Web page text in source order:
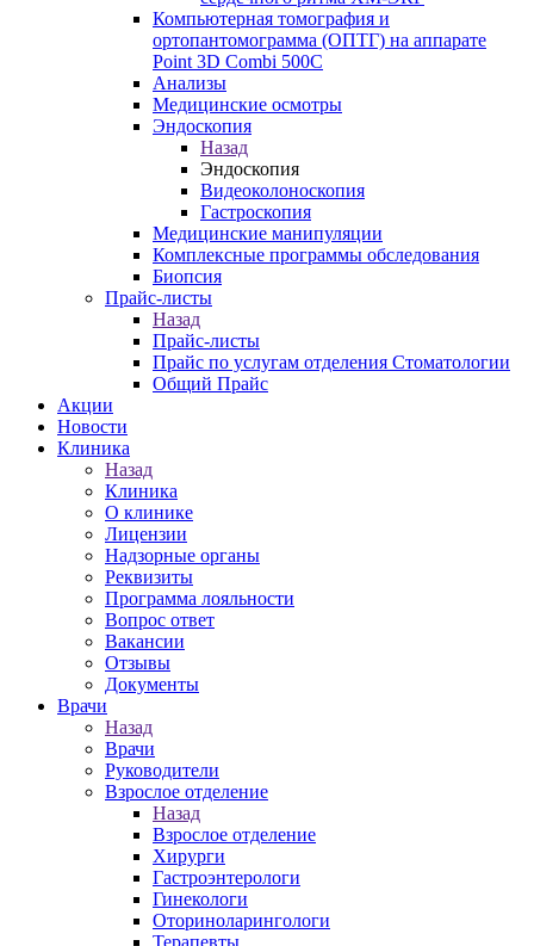
Компьютерная томография и
ортопантомограмма (ОПТГ) на аппарате
Point 3D Combi 500C
Анализы
Медицинские осмотры
Эндоскопия
Назад
Эндоскопия
Видеоколоноскопия
Гастроскопия
Медицинские манипуляции
Комплексные программы обследования
Биопсия
Прайс-листы
Назад
Прайс-листы
Прайс по услугам отделения Стоматологии
Общий Прайс
Акции
Новости
Клиника
Назад
Клиника
О клинике
Лицензии
Надзорные органы
Реквизиты
Программа лояльности
Вопрос ответ
Вакансии
Отзывы
Документы
Врачи
Назад
Врачи
Руководители
Взрослое отделение
Назад
Взрослое отделение
Хирурги
Гастроэнтерологи
Гинекологи
Оториноларингологи
Терапевты